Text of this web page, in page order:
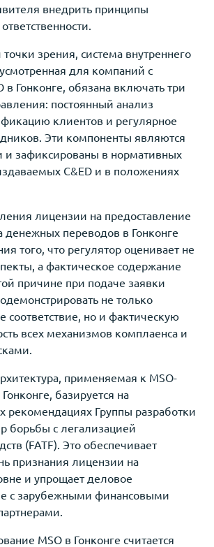
внедрить принципы
зрения, система внутреннего
для компаний с
в Гонконге, обязана включать три
постоянный анализ
клиентов и регулярное
Эти компоненты являются
и зафиксированы в нормативных
C&ED и в положениях
лицензии на предоставление
денежных переводов в Гонконге
того, что регулятор оценивает не
а фактическое содержание
причине при подаче заявки
не только
соответствие, но и фактическую
всех механизмов комплаенса и
применяемая к MSO-
базируется на
рекомендациях Группы разработки
борьбы с легализацией
(FATF). Это обеспечивает
признания лицензии на
и упрощает деловое
с зарубежными финансовыми
MSO в Гонконге считается